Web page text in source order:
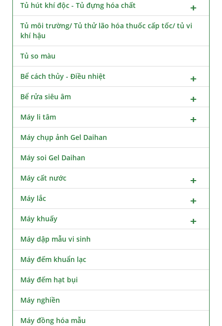
Tủ hút khí độc - Tủ đựng hóa chất
Tủ môi trường/ Tủ thử lão hóa thuốc cấp tốc/ tủ vi
khí hậu
Tủ so màu
Bể cách thủy - Điều nhiệt
Bể rửa siêu âm
Máy li tâm
Máy chụp ảnh Gel Daihan
Máy soi Gel Daihan
Máy cất nước
Máy lắc
Máy khuấy
Máy dập mẫu vi sinh
Máy đếm khuẩn lạc
Máy đếm hạt bụi
Máy nghiền
Máy đồng hóa mẫu